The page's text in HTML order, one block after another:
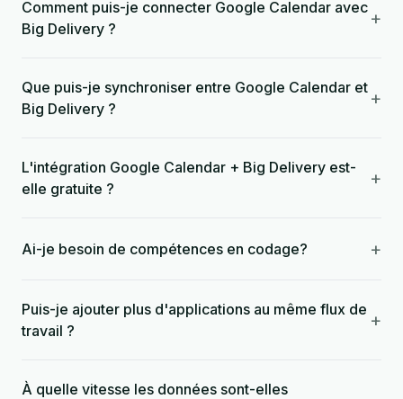
Comment puis-je connecter Google Calendar avec
Big Delivery ?
+
Que puis-je synchroniser entre Google Calendar et
Big Delivery ?
+
L'intégration Google Calendar + Big Delivery est-
elle gratuite ?
+
Ai-je besoin de compétences en codage? +
Puis-je ajouter plus d'applications au même flux de
travail ?
+
À quelle vitesse les données sont-elles